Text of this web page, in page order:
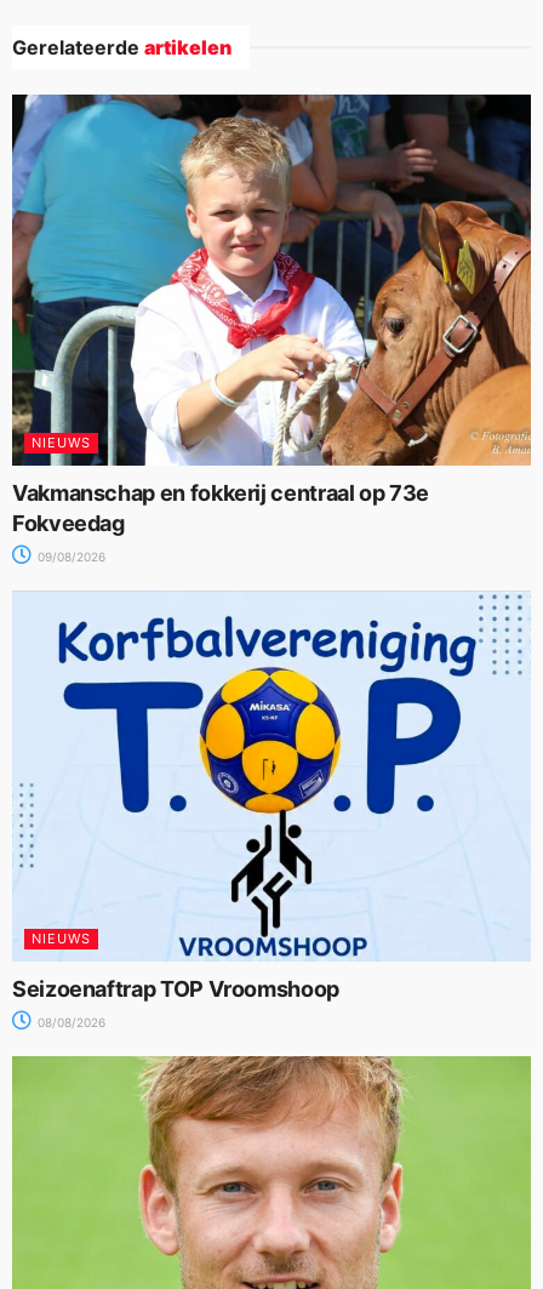
Gerelateerde artikelen
NIEUWS
Vakmanschap en fokkerij centraal op 73e
Fokveedag
09/08/2026
NIEUWS
Seizoenaftrap TOP Vroomshoop
08/08/2026